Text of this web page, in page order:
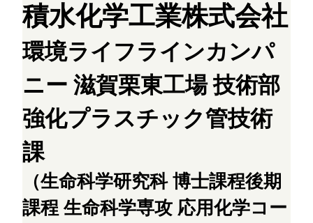
積水化学工業株式会社
環境ライフラインカンパ
ニー 滋賀栗東工場 技術部
強化プラスチック管技術
課
（生命科学研究科 博士課程後期
課程 生命科学専攻 応用化学コー